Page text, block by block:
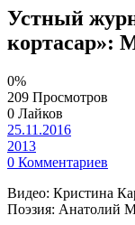
Устный
кортасар»:
0%
209 Просмотров
0 Лайков
25.11.2016
2013
0 Комментариев
Видео: Кристина
Поэзия: Анатолий